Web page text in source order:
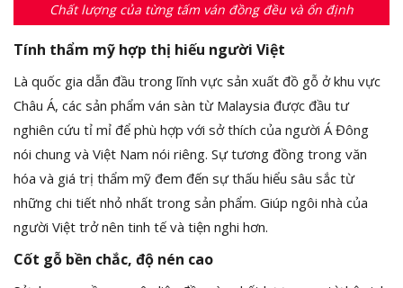
Chất lượng của từng tấm ván đồng đều và ổn định
Tính thẩm mỹ hợp thị hiếu người Việt
Là quốc gia dẫn đầu trong lĩnh vực sản xuất đồ gỗ ở khu vực
Châu Á, các sản phẩm ván sàn từ Malaysia được đầu tư
nghiên cứu tỉ mỉ để phù hợp với sở thích của người Á Đông
nói chung và Việt Nam nói riêng. Sự tương đồng trong văn
hóa và giá trị thẩm mỹ đem đến sự thấu hiểu sâu sắc từ
những chi tiết nhỏ nhất trong sản phẩm. Giúp ngôi nhà của
người Việt trở nên tinh tế và tiện nghi hơn.
Cốt gỗ bền chắc, độ nén cao